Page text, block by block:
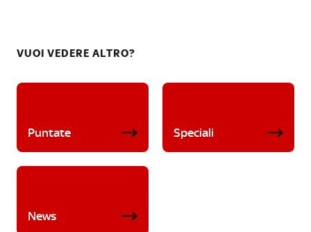
VUOI VEDERE ALTRO?
Puntate Speciali
News